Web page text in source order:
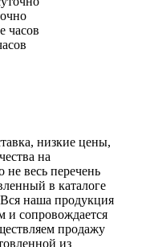
низкие цены,
на
не весь перечень
в каталоге
наша продукция
и сопровождается
продажу
из